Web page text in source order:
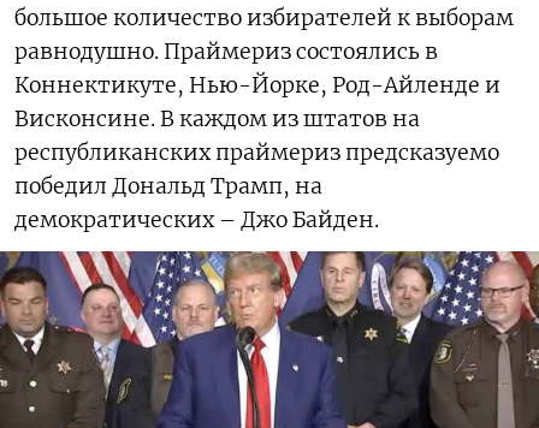
большое количество избирателей к выборам
равнодушно. Праймериз состоялись в
Коннектикуте, Нью-Йорке, Род-Айленде и
Висконсине. В каждом из штатов на
республиканских праймериз предсказуемо
победил Дональд Трамп, на
демократических – Джо Байден.